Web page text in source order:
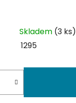
Skladem (3 ks)
1295